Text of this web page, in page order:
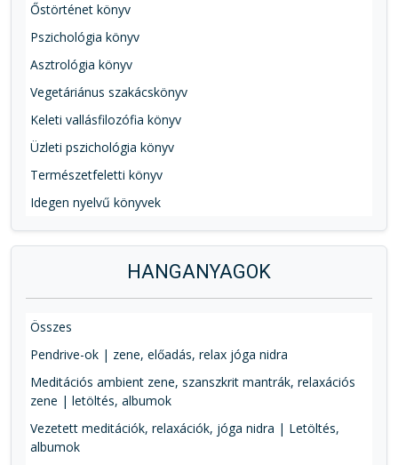
Őstörténet könyv
Pszichológia könyv
Asztrológia könyv
Vegetáriánus szakácskönyv
Keleti vallásfilozófia könyv
Üzleti pszichológia könyv
Természetfeletti könyv
Idegen nyelvű könyvek
HANGANYAGOK
Összes
Pendrive-ok | zene, előadás, relax jóga nidra
Meditációs ambient zene, szanszkrit mantrák, relaxációs
zene | letöltés, albumok
Vezetett meditációk, relaxációk, jóga nidra | Letöltés,
albumok